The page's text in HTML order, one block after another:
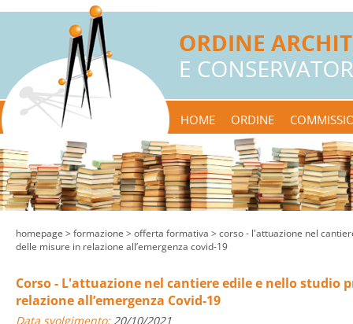
HOME ORDINE
homepage > formazione > offerta formativa > corso - l'attuazione nel
delle misure in relazione all’emergenza covid-19
Corso - L'attuazione nel cantiere edile e nello studio
relazione all’emergenza Covid-19
Data svolgimento:20/10/2021